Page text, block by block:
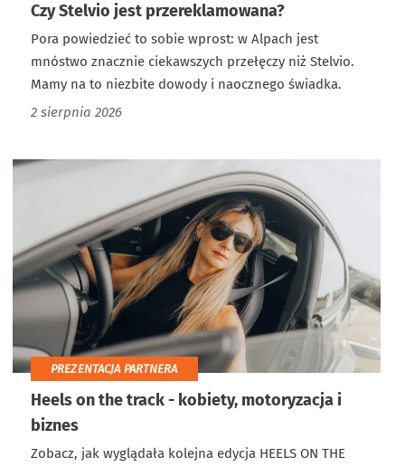
Czy Stelvio jest przereklamowana?
Pora powiedzieć to sobie wprost: w Alpach jest
mnóstwo znacznie ciekawszych przełęczy niż Stelvio.
Mamy na to niezbite dowody i naocznego świadka.
2 sierpnia 2026
PREZENTACJA PARTNERA
Heels on the track - kobiety, motoryzacja i
biznes
Zobacz, jak wyglądała kolejna edycja HEELS ON THE